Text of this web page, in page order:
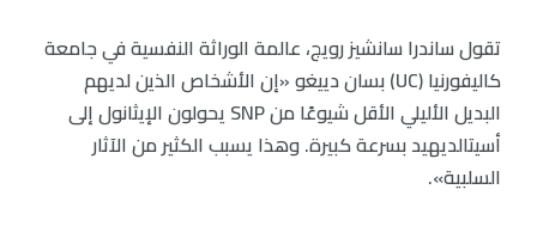
تقول ساندرا سانشيز رويج، عالمة الوراثة النفسية في جامعة
كاليفورنيا (UC) بسان دييغو «إن الأشخاص الذين لديهم
البديل الأليلي الأقل شيوعًا من SNP يحولون الإيثانول إلى
أسيتالديهيد بسرعة كبيرة. وهذا يسبب الكثير من الآثار
السلبية».